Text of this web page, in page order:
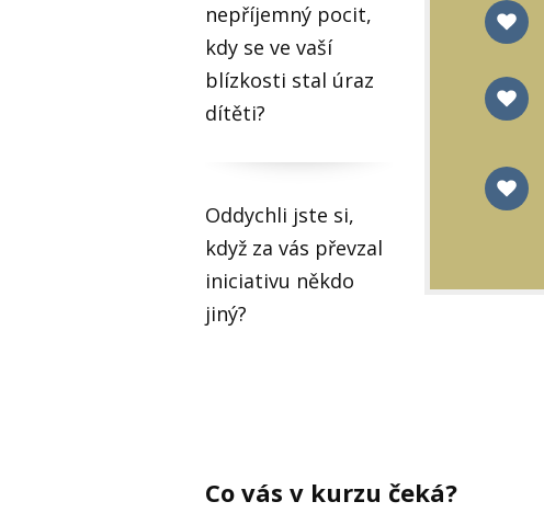
nepříjemný pocit,
kdy se ve vaší
blízkosti stal úraz
dítěti?
Oddychli jste si,
když za vás převzal
iniciativu někdo
jiný?
Co vás v kurzu čeká?